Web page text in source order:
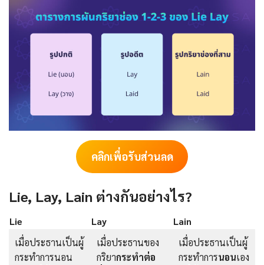
คลิกเพื่อรับส่วนลด
Lie, Lay, Lain ต่างกันอย่างไร?
Lie Lay
Lain
เมื่อประธานเป็นผู้
กระทำการนอน
เมื่อประธานของ
กริยากระทำต่อ
เมื่อประธานเป็นผู้
กระทำการนอนเอง